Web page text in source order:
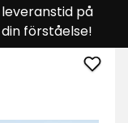
på
förståelse!
Lägg